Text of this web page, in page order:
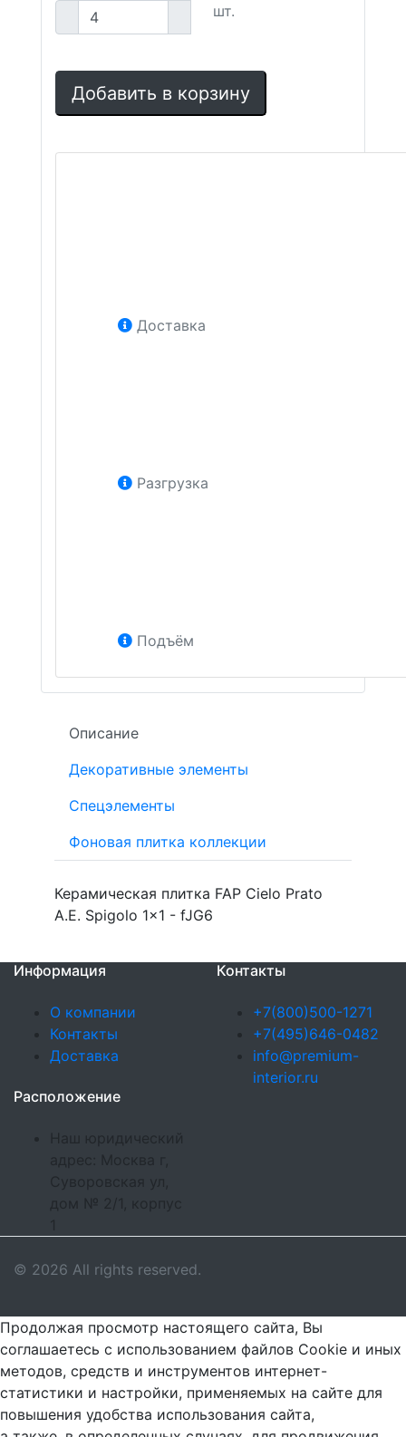
шт.
Добавить в корзину
Доставка
Разгрузка
Подъём
Описание
Декоративные элементы
Спецэлементы
Фоновая плитка коллекции
Керамическая плитка FAP Cielo Prato
A.E. Spigolo 1x1 - fJG6
Информация
О компании
Контакты
Доставка
Контакты
+7(800)500-1271
+7(495)646-0482
info@premium-
interior.ru
Расположение
Наш юридический
адрес: Москва г,
Суворовская ул,
дом № 2/1, корпус
© 2026 All rights reserved.
Продолжая просмотр настоящего сайта, Вы
соглашаетесь с использованием файлов Cookie и иных
методов, средств и инструментов интернет-
статистики и настройки, применяемых на сайте для
повышения удобства использования сайта,